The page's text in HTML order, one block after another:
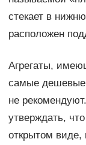
стекает в
расположен
Агрегаты,
самые
не
утверждать,
открытом виде,